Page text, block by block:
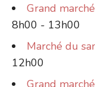
Grand
8h00 - 13h00
Marché du
12h00
Grand